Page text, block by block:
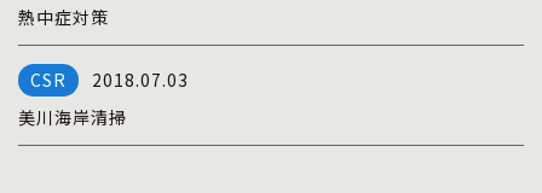
熱中症対策
2018.07.03
美川海岸清掃